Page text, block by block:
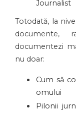
Journalist
Totodată, la
documente,
documentezi
nu doar:
Cum să
omului
Pilonii